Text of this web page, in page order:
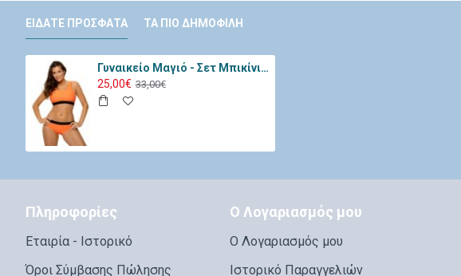
ΕΊΔΑΤΕ ΠΡΌΣΦΑΤΑ ΤΑ ΠΙΟ ΔΗΜΟΦΙΛΉ
Γυναικείο Μαγιό - Σετ Μπικίνι Tuen Πορτοκαλί M-716-Orange
25,00€ 33,00€
Πληροφορίες
Εταιρία - Ιστορικό
Όροι Σύμβασης Πώλησης
Ο Λογαριασμός μου
Ο Λογαριασμός μου
Ιστορικό Παραγγελιών